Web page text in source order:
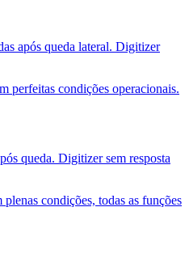
após queda lateral. Digitizer
perfeitas condições operacionais.
queda. Digitizer sem resposta
condições, todas as funções